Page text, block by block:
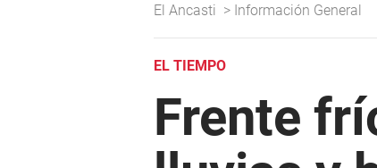
El Ancasti > Información General
EL TIEMPO
Frente